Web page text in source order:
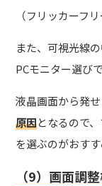
（フリッカーフ
また、可視光線
PCモニター選び
液晶画面から発
原因となるので
を選ぶのがおすす
（9）画面調